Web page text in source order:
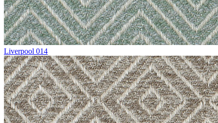
Liverpool 014